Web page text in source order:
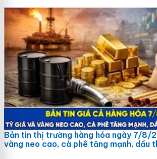
Bản tin thị trường hàng hóa ngày 7/8/
vàng neo cao, cà phê tăng mạnh, dầu